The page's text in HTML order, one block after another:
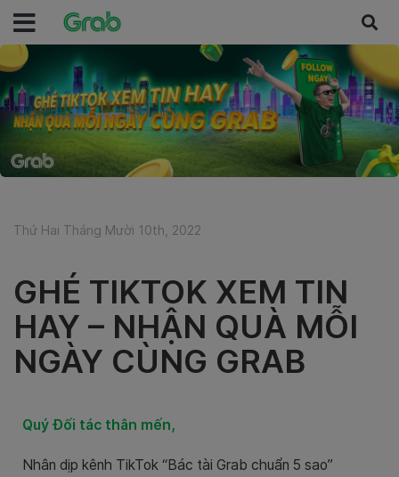
Thứ Hai Tháng Mười 10th, 2022
GHÉ TIKTOK XEM TIN
HAY – NHẬN QUÀ MỖI
NGÀY CÙNG GRAB
Quý Đối tác thân mến,
Nhân dịp kênh TikTok “Bác tài Grab chuẩn 5 sao”